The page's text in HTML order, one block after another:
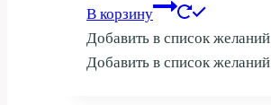
В корзину
Добавить в список желаний
Добавить в список желаний